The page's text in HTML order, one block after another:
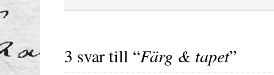
3 svar till “Färg & tapet”